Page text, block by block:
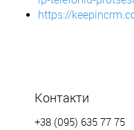
https://
Контакти
+38 (095) 635 77 75